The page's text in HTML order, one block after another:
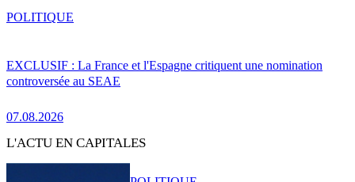
EXCLUSIF : La France et l'Espagne critiquent une nomination
controversée au SEAE
07.08.2026
POLITIQUE
L'ACTU EN CAPITALES